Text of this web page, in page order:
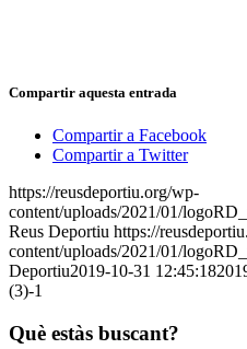
Compartir aquesta entrada
Compartir a Facebook
Compartir a Twitter
https://reusdeportiu.org/wp-
content/uploads/2021/01/
Reus Deportiu https://
content/uploads/2021/01/
Deportiu2019-10-31 12:45:18
(3)-1
Què estàs buscant?